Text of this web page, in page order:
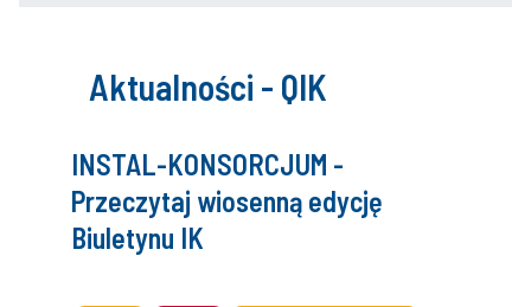
Aktualności - QIK
INSTAL-KONSORCJUM -
Przeczytaj wiosenną edycję
Biuletynu IK